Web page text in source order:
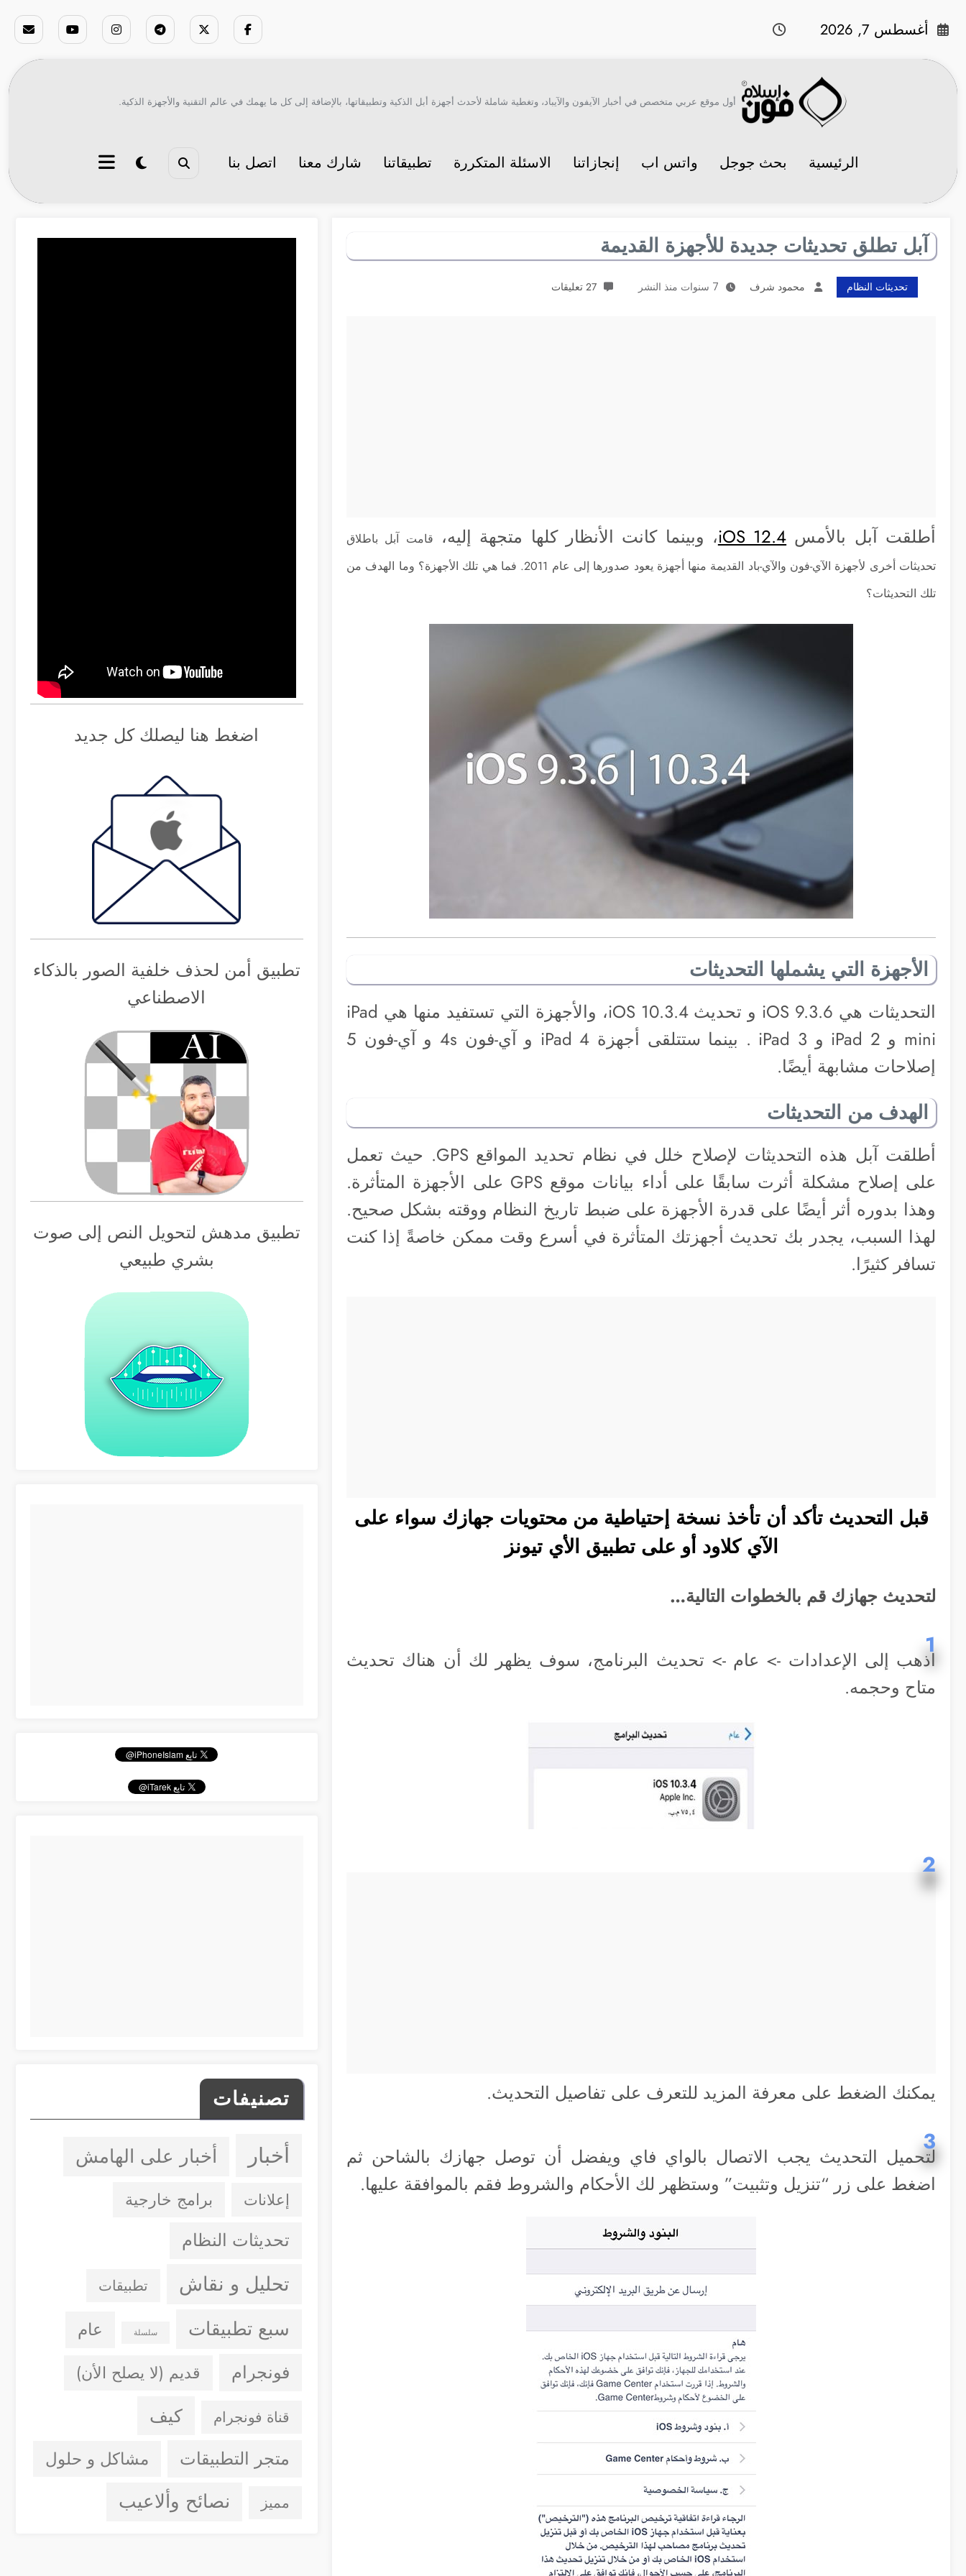
أغسطس 7, 2026
أول موقع عربي متخصص في أخبار الآيفون والآيباد، وتغطية شاملة لأحدث أجهزة أبل الذكية وتطبيقاتها، بالإضافة إلى كل ما يهمك في عالم التقنية والأجهزة الذكية.
الرئيسية بحث جوجل واتس اب إنجازاتنا الاسئلة المتكررة تطبيقاتنا شارك معنا اتصل بنا
آبل تطلق تحديثات جديدة للأجهزة القديمة
تحديثات النظام محمود شرف 7 سنوات منذ النشر 27 تعليقات
أطلقت آبل بالأمس iOS 12.4، وبينما كانت الأنظار كلها متجهة إليه،
قامت آبل باطلاق
تحديثات أخرى لأجهزة الآي-فون والآي-باد القديمة منها أجهزة يعو
د صدورها إلى عام 2011. فما هي تلك الأجهزة؟ وما الهدف من
تلك التحديثات؟
الأجهزة التي يشملها التحديثات
التحديثات هي iOS 9.3.6 و تحديث iOS 10.3.4، والأجهزة التي تستفيد منها هي iPad
mini و iPad 2 و iPad 3 . بينما ستتلقى أجهزة iPad 4 و آي-فون 4s و آي-فون 5
إصلاحات مشابهة أيضًا.
الهدف من التحديثات
أطلقت آبل هذه التحديثات لإصلاح خلل في نظام تحديد المواقع GPS. حيث تعمل
على إصلاح مشكلة أثرت سابقًا على أداء بيانات موقع GPS على الأجهزة المتأثرة.
وهذا بدوره أثر أيضًا على قدرة الأجهزة على ضبط تاريخ النظام ووقته بشكل صحيح.
لهذا السبب، يجدر بك تحديث أجهزتك المتأثرة في أسرع وقت ممكن خاصةً إذا كنت
تسافر كثيرًا.
قبل التحديث تأكد أن تأخذ نسخة إحتياطية من محتويات جهازك سواء على
الآي كلاود أو على تطبيق الأي تيونز
لتحديث جهازك قم بالخطوات التالية…
1
اذهب إلى الإعدادات -> عام -> تحديث البرنامج، سوف يظهر لك أن هناك تحديث
متاح وحجمه.
2
يمكنك الضغط على معرفة المزيد للتعرف على تفاصيل التحديث.
3
لتحميل التحديث يجب الاتصال بالواي فاي ويفضل أن توصل جهازك بالشاحن ثم
اضغط على زر “تنزيل وتثبيت” وستظهر لك الأحكام والشروط فقم بالموافقة عليها.
اضغط هنا ليصلك كل جديد
تطبيق أمن لحذف خلفية الصور بالذكاء
الاصطناعي
تطبيق مدهش لتحويل النص إلى صوت
بشري طبيعي
تصنيفات
أخبار أخبار على الهامش
إعلانات برامج خارجية
تحديثات النظام
تحليل و نقاش تطبيقات
سبع تطبيقات سلسلة عام
فونجرام قديم (لا يصلح الأن)
قناة فونجرام كيف
متجر التطبيقات مشاكل و حلول
مميز نصائح وألاعيب